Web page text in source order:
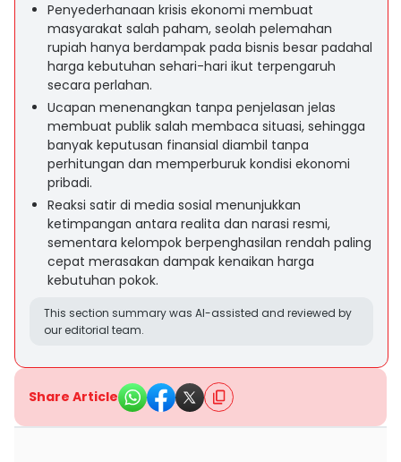
Penyederhanaan krisis ekonomi membuat
masyarakat salah paham, seolah pelemahan
rupiah hanya berdampak pada bisnis besar padahal
harga kebutuhan sehari-hari ikut terpengaruh
secara perlahan.
Ucapan menenangkan tanpa penjelasan jelas
membuat publik salah membaca situasi, sehingga
banyak keputusan finansial diambil tanpa
perhitungan dan memperburuk kondisi ekonomi
pribadi.
Reaksi satir di media sosial menunjukkan
ketimpangan antara realita dan narasi resmi,
sementara kelompok berpenghasilan rendah paling
cepat merasakan dampak kenaikan harga
kebutuhan pokok.
This section summary was AI-assisted and reviewed by
our editorial team.
Share Article